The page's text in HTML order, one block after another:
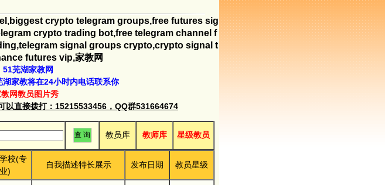
crypto telegram groups,free futures sig
crypto trading bot,free telegram channel f
signal groups crypto,crypto signal t
futures vip,家教网
芜湖家教网
家教将在24小时内电话联系你
网教员图片秀
以直接拨打：15215533456，QQ群531664674
教员库 教师库 星级教员
校(专
业)
自我描述特长展示 发布日期 教员星级